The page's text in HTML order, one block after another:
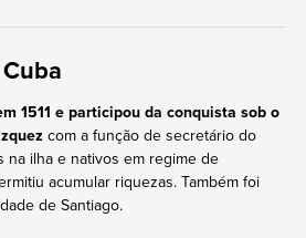
1511 e participou da conquista sob o
com a função de secretário do
ilha e nativos em regime de
acumular riquezas. Também foi
de Santiago.